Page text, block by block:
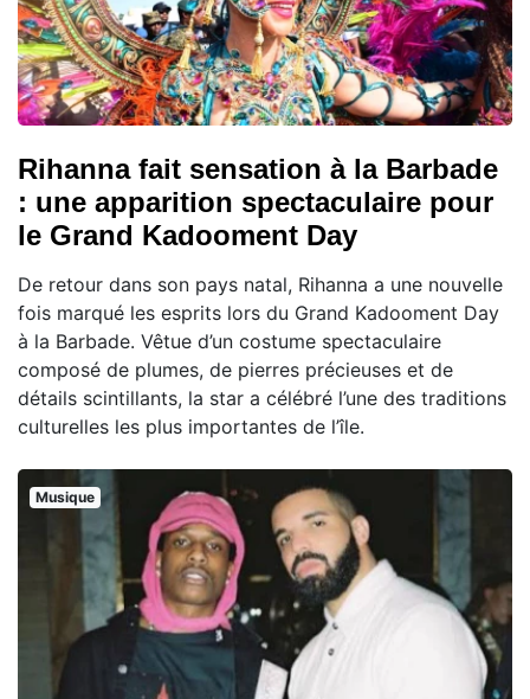
Rihanna fait sensation à la Barbade
: une apparition spectaculaire pour
le Grand Kadooment Day
De retour dans son pays natal, Rihanna a une nouvelle
fois marqué les esprits lors du Grand Kadooment Day
à la Barbade. Vêtue d’un costume spectaculaire
composé de plumes, de pierres précieuses et de
détails scintillants, la star a célébré l’une des traditions
culturelles les plus importantes de l’île.
Musique